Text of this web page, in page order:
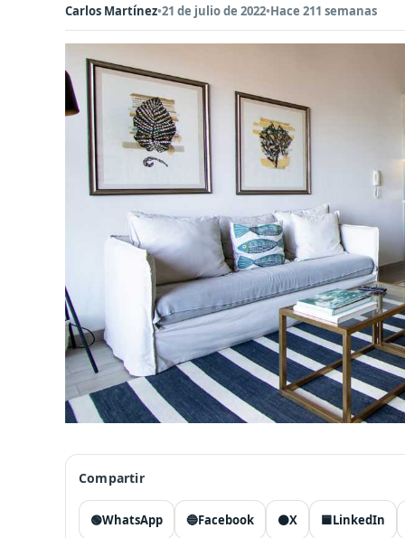
Carlos Martínez•21 de julio de 2022•Hace 211 semanas
Compartir
🟢WhatsApp 🔵Facebook ⚫X 🟦LinkedIn